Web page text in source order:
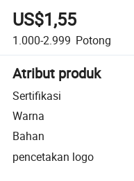
US$1,55
1.000-2.999 Potong
Atribut produk
Sertifikasi
Warna
Bahan
pencetakan logo